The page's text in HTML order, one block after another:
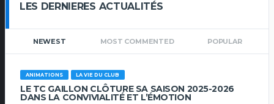
LES DERNIERES ACTUALITÉS
NEWEST MOST COMMENTED POPULAR
ANIMATIONS LA VIE DU CLUB
LE TC GAILLON CLÔTURE SA SAISON 2025-2026
DANS LA CONVIVIALITÉ ET L’ÉMOTION